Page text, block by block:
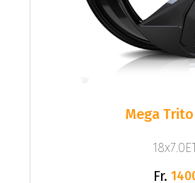
Mega
Fr.